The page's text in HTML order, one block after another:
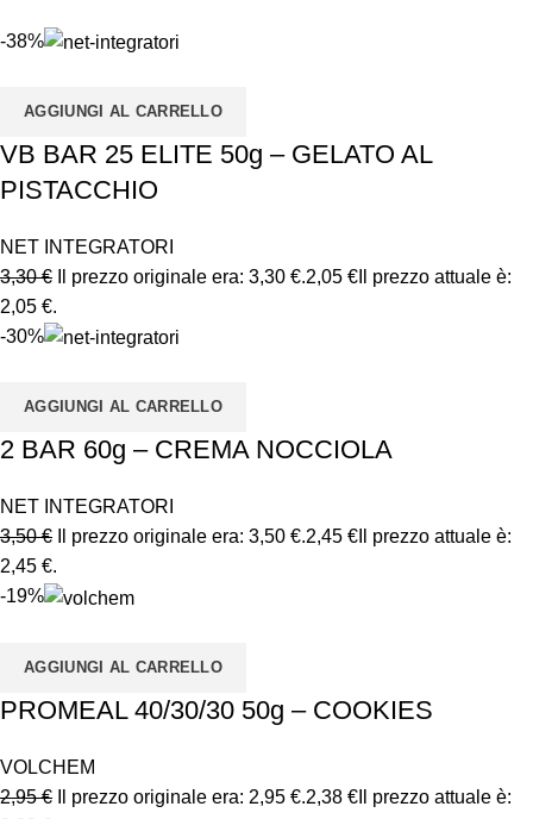
-38%
AGGIUNGI AL CARRELLO
VB BAR 25 ELITE 50g – GELATO AL
PISTACCHIO
NET INTEGRATORI
3,30€ Il prezzo originale era: 3,30 €.2,05 € Il prezzo attuale è:
2,05 €.
-30%
AGGIUNGI AL CARRELLO
2 BAR 60g – CREMA NOCCIOLA
NET INTEGRATORI
3,50€ Il prezzo originale era: 3,50 €.2,45 € Il prezzo attuale è:
2,45 €.
-19%
AGGIUNGI AL CARRELLO
PROMEAL 40/30/30 50g – COOKIES
VOLCHEM
2,95€ Il prezzo originale era: 2,95 €.2,38 € Il prezzo attuale è: